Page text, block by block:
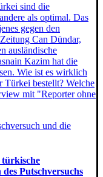
sind die
als optimal. Das
gegen den
Can Dündar,
ausländische
Kazim hat die
Wie ist es wirklich
Türkei bestellt? Welche
mit "Reporter ohne
Putschversuchs